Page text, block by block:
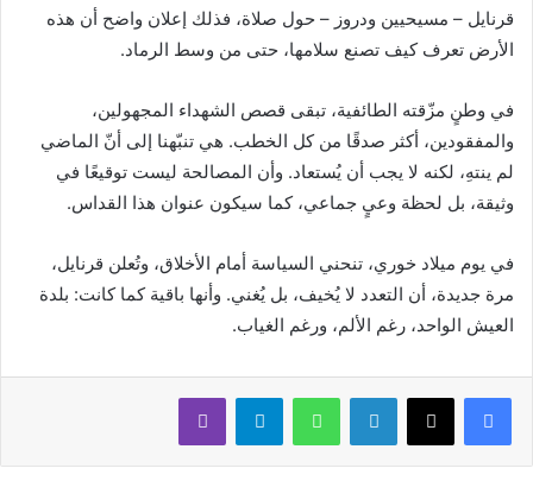
قرنايل – مسيحيين ودروز – حول صلاة، فذلك إعلان واضح أن هذه
الأرض تعرف كيف تصنع سلامها، حتى من وسط الرماد.
في وطنٍ مزّقته الطائفية، تبقى قصص الشهداء المجهولين،
والمفقودين، أكثر صدقًا من كل الخطب. هي تنبّهنا إلى أنّ الماضي
لم ينتهِ، لكنه لا يجب أن يُستعاد. وأن المصالحة ليست توقيعًا في
وثيقة، بل لحظة وعيٍ جماعي، كما سيكون عنوان هذا القداس.
في يوم ميلاد خوري، تنحني السياسة أمام الأخلاق، وتُعلن قرنايل،
مرة جديدة، أن التعدد لا يُخيف، بل يُغني. وأنها باقية كما كانت: بلدة
العيش الواحد، رغم الألم، ورغم الغياب.
لينكدإن واتساب تيلقرام ڤايبر